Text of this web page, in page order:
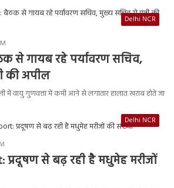
Delhi NCR
से गायब रहे पर्यावरण सचिव,
की अपील
में वायु गुणवत्ता में कमी आने से लगातार हालात खराब होते जा
Delhi NCR
प्रदूषण से बढ़ रही है मधुमेह मरीजों